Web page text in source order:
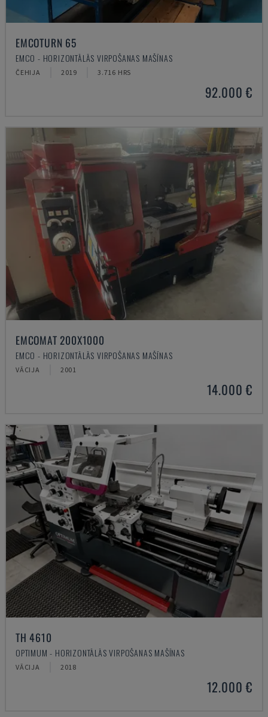
EMCOTURN 65
EMCO - HORIZONTĀLĀS VIRPOŠANAS MAŠĪNAS
ČEHIJA 2019 3.716 HRS
92.000 €
EMCOMAT 200X1000
EMCO - HORIZONTĀLĀS VIRPOŠANAS MAŠĪNAS
VĀCIJA 2001
14.000 €
TH 4610
OPTIMUM - HORIZONTĀLĀS VIRPOŠANAS MAŠĪNAS
VĀCIJA 2018
12.000 €